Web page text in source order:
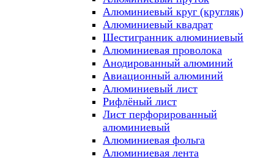
Алюминиевый круг (кругляк)
Алюминиевый квадрат
Шестигранник алюминиевый
Алюминиевая проволока
Анодированный алюминий
Авиационный алюминий
Алюминиевый лист
Рифлёный лист
Лист перфорированный
алюминиевый
Алюминиевая фольга
Алюминиевая лента